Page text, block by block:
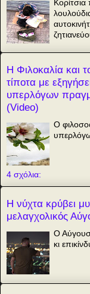
Η Φιλοκαλία και
τίποτα με
υπερλόγων
(Video)
Ο
4 σχόλια:
Η νύχτα κρύβει
μελαγχολικός
Ο
κι